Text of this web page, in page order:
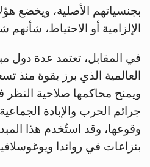
بجنسياتهم الأصلية، ويخضع
الإلزامية أو الاحتياط،
في المقابل، تعتمد عدة دول
العالمية الذي برز بقوة منذ
ويمنح محاكمها صلاحية
جرائم الحرب والإبادة
وقوعها، وقد استُخدم هذا
بنزاعات في رواندا